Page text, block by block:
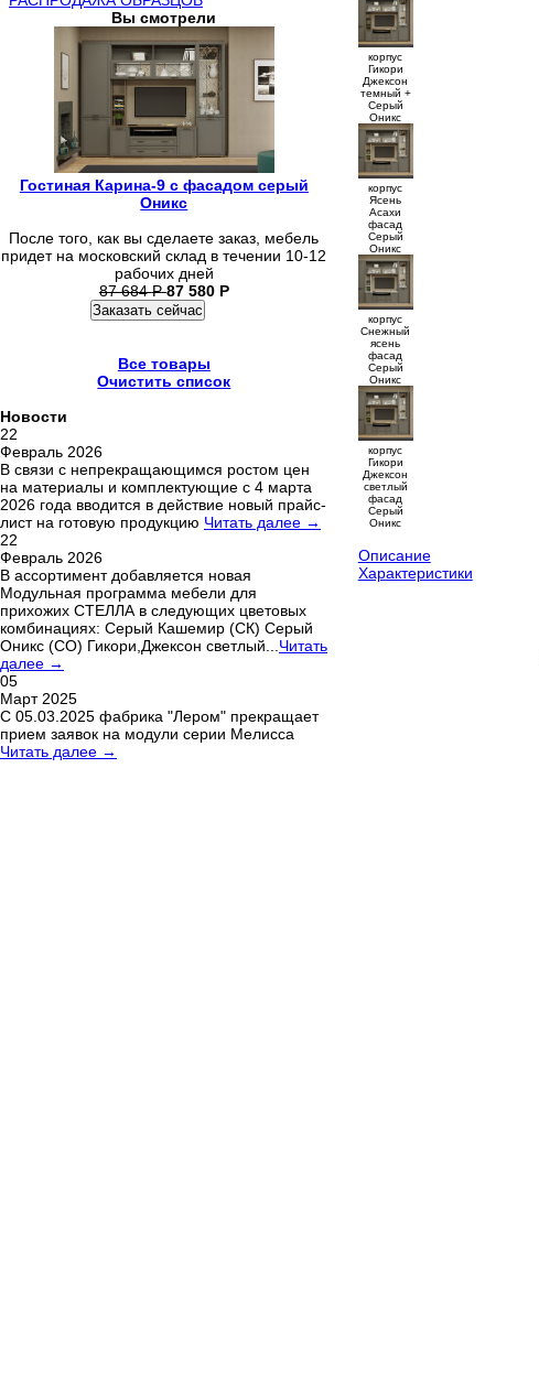
Вы смотрели
Гостиная Карина-9 с фасадом серый
Оникс
После того, как вы сделаете заказ, мебель
придет на московский склад в течении 10-12
рабочих дней
87 684Р 87 580 Р
Заказать сейчас
Все товары
Очистить список
Новости
22
Февраль 2026
В связи с непрекращающимся ростом цен
на материалы и комплектующие с 4 марта
2026 года вводится в действие новый прайс-
лист на готовую продукцию Читать далее →
22
Февраль 2026
В ассортимент добавляется новая
Модульная программа мебели для
прихожих СТЕЛЛА в следующих цветовых
комбинациях: Серый Кашемир (СК) Серый
Оникс (СО) Гикори,Джексон светлый... Читать
далее →
05
Март 2025
С 05.03.2025 фабрика "Лером" прекращает
прием заявок на модули серии Мелисса
Читать далее →
корпус
Гикори
Джексон
темный +
Серый
Оникс
корпус
Ясень
Асахи
фасад
Серый
Оникс
корпус
Снежный
ясень
фасад
Серый
Оникс
корпус
Гикори
Джексон
светлый
фасад
Серый
Оникс
Описание
Характеристики